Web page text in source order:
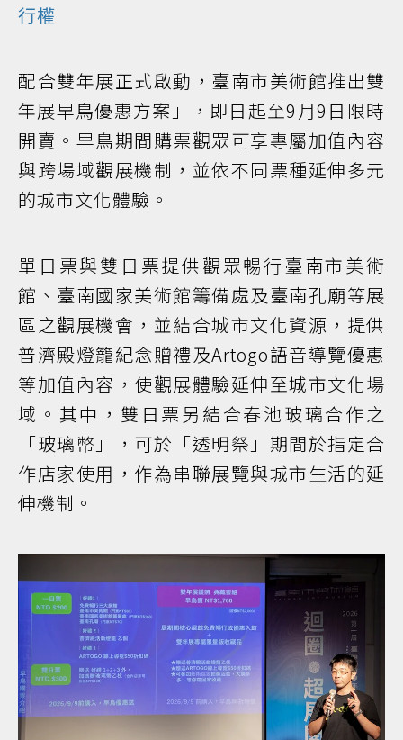
行權
配合雙年展正式啟動，臺南市美術館推出雙
年展早鳥優惠方案」，即日起至9月9日限時
開賣。早鳥期間購票觀眾可享專屬加值內容
與跨場域觀展機制，並依不同票種延伸多元
的城市文化體驗。
單日票與雙日票提供觀眾暢行臺南市美術
館、臺南國家美術館籌備處及臺南孔廟等展
區之觀展機會，並結合城市文化資源，提供
普濟殿燈籠紀念贈禮及Artogo語音導覽優惠
等加值內容，使觀展體驗延伸至城市文化場
域。其中，雙日票另結合春池玻璃合作之
「玻璃幣」，可於「透明祭」期間於指定合
作店家使用，作為串聯展覽與城市生活的延
伸機制。